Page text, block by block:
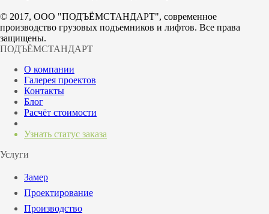
© 2017, ООО "ПОДЪЁМСТАНДАРТ", современное
производство грузовых подъемников и лифтов. Все права
защищены.
ПОДЪЁМСТАНДАРТ
О компании
Галерея проектов
Контакты
Блог
Расчёт стоимости
Узнать статус заказа
Услуги
Замер
Проектирование
Производство